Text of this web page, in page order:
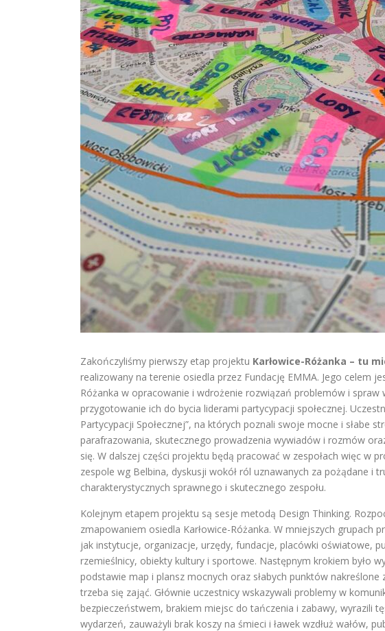
Zakończyliśmy pierwszy etap projektu Karłowice-Różanka – tu
realizowany na terenie osiedla przez Fundację EMMA. Jego celem
Różanka w opracowanie i wdrożenie rozwiązań problemów i spraw
przygotowanie ich do bycia liderami partycypacji społecznej.
Partycypacji Społecznej”, na których poznali swoje mocne i słabe
parafrazowania, skutecznego prowadzenia wywiadów i rozmów
się. W dalszej części projektu będą pracować w zespołach więc w
zespole wg Belbina, dyskusji wokół ról uznawanych za pożądane i
charakterystycznych sprawnego i skutecznego zespołu.
Kolejnym etapem projektu są sesje metodą Design Thinking.
zmapowaniem osiedla Karłowice-Różanka. W mniejszych grupach
jak instytucje, organizacje, urzędy, fundacje, placówki oświatowe,
rzemieślnicy, obiekty kultury i sportowe. Następnym krokiem było
podstawie map i plansz mocnych oraz słabych punktów
trzeba się zająć. Głównie uczestnicy wskazywali problemy w
bezpieczeństwem, brakiem miejsc do tańczenia i zabawy, wyrazili
wydarzeń, zauważyli brak koszy na śmieci i ławek wzdłuż wałów,